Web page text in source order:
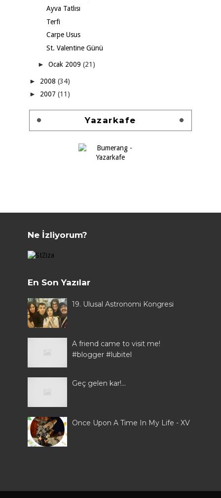
Ayva Tatlısı
Terfi
Carpe Usus
St. Valentine Günü
► Ocak 2009 (21)
► 2008 (34)
► 2007 (11)
Yazarkafe
Ne İzliyorum?
En Son Yazılar
19. Ulusal Astronomi Kongresi
A friend came to visit me!
#blogger #lubitel
Geç gelen kar!...
Once Upon A Time In My Life - XV